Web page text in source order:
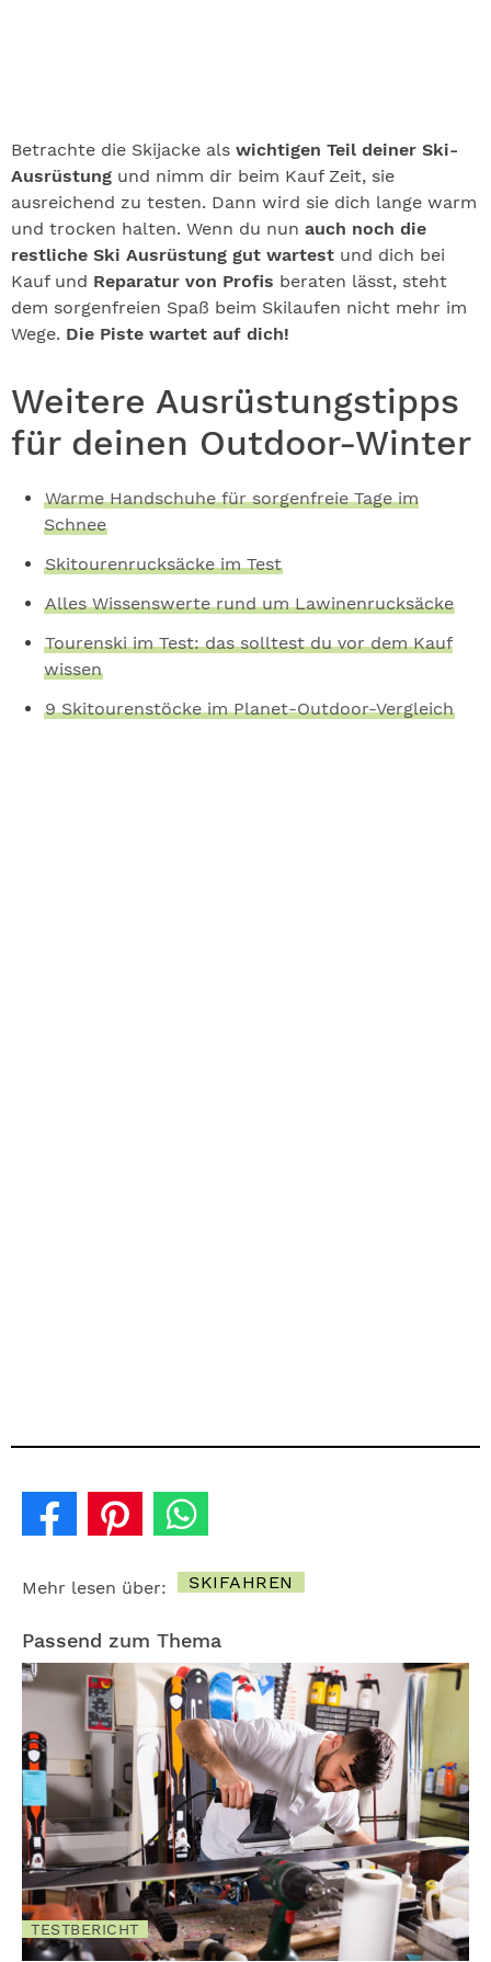
Betrachte die Skijacke als wichtigen Teil deiner Ski-
Ausrüstung und nimm dir beim Kauf Zeit, sie
ausreichend zu testen. Dann wird sie dich lange warm
und trocken halten. Wenn du nun auch noch die
restliche Ski Ausrüstung gut wartest und dich bei
Kauf und Reparatur von Profis beraten lässt, steht
dem sorgenfreien Spaß beim Skilaufen nicht mehr im
Wege. Die Piste wartet auf dich!
Weitere Ausrüstungstipps
für deinen Outdoor-Winter
Warme Handschuhe für sorgenfreie Tage im
Schnee
Skitourenrucksäcke im Test
Alles Wissenswerte rund um Lawinenrucksäcke
Tourenski im Test: das solltest du vor dem Kauf
wissen
9 Skitourenstöcke im Planet-Outdoor-Vergleich
Mehr lesen über: SKIFAHREN
Passend zum Thema
TESTBERICHT